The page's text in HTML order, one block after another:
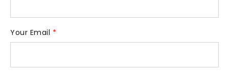
Your Email *